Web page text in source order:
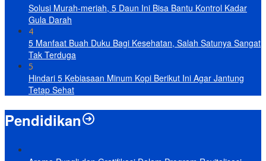
Solusi Murah-meriah, 5 Daun Ini Bisa Bantu Kontrol Kadar
Gula Darah
4
5 Manfaat Buah Duku Bagi Kesehatan, Salah Satunya Sangat
Tak Terduga
5
Hindari 5 Kebiasaan Minum Kopi Berikut Ini Agar Jantung
Tetap Sehat
Pendidikan